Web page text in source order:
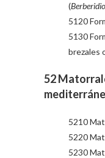
(
5120
5130
brezales
52
5210
5220
5230